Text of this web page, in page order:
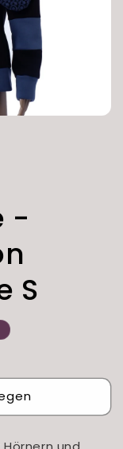
-
S